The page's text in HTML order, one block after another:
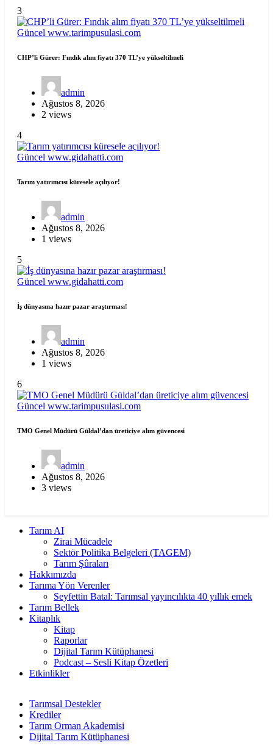
3
Güncel www.tarimpusulasi.com
CHP’li Gürer: Fındık alım fiyatı 370 TL’ye yükseltilmeli
admin
Ağustos 8, 2026
2 views
4
Güncel www.gidahatti.com
Tarım yatırımcısı küresele açılıyor!
admin
Ağustos 8, 2026
1 views
5
Güncel www.gidahatti.com
İş dünyasına hazır pazar araştırması!
admin
Ağustos 8, 2026
1 views
6
Güncel www.tarimpusulasi.com
TMO Genel Müdürü Güldal’dan üreticiye alım güvencesi
admin
Ağustos 8, 2026
3 views
Tarım AI
Zirai Mücadele
Sektör Politika Belgeleri (TAGEM)
Tarım Şûraları
Hakkımızda
Tarıma Yön Verenler
Seyfettin Batal: Tarımsal yayıncılıkta 40 yıllık emek
Tarım Bellek
Kitaplık
Kitap
Raporlar
Dijital Tarım Kütüphanesi
Podcast – Sesli Kitap Özetleri
Etkinlikler
Tarımsal Destekler
Krediler
Tarım Orman Akademisi
Dijital Tarım Kütüphanesi